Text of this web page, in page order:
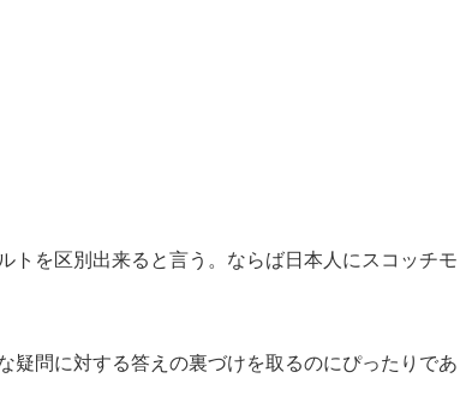
トを区別出来ると言う。ならば日本人にスコッチモ
疑問に対する答えの裏づけを取るのにぴったりであ